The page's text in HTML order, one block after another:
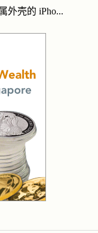
外壳的 iPho...